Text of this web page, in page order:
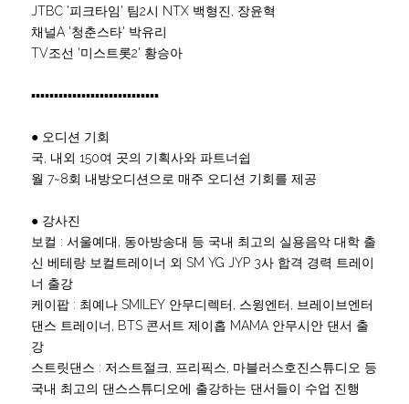
JTBC '피크타임' 팀2시 NTX 백형진, 장윤혁
채널A '청춘스타' 박유리
TV조선 '미스트롯2' 황승아
▪▪▪▪▪▪▪▪▪▪▪▪▪▪▪▪▪▪▪▪▪▪▪▪▪▪▪▪
● 오디션 기회
국, 내외 150여 곳의 기획사와 파트너쉽
월 7~8회 내방오디션으로 매주 오디션 기회를 제공
● 강사진
보컬 : 서울예대, 동아방송대 등 국내 최고의 실용음악 대학 출
신 베테랑 보컬트레이너 외 SM YG JYP 3사 합격 경력 트레이
너 출강
케이팝 : 최예나 SMILEY 안무디렉터, 스윙엔터, 브레이브엔터
댄스 트레이너, BTS 콘서트 제이홉 MAMA 안무시안 댄서 출
강
스트릿댄스 : 저스트절크, 프리픽스, 마블러스호진스튜디오 등
국내 최고의 댄스스튜디오에 출강하는 댄서들이 수업 진행